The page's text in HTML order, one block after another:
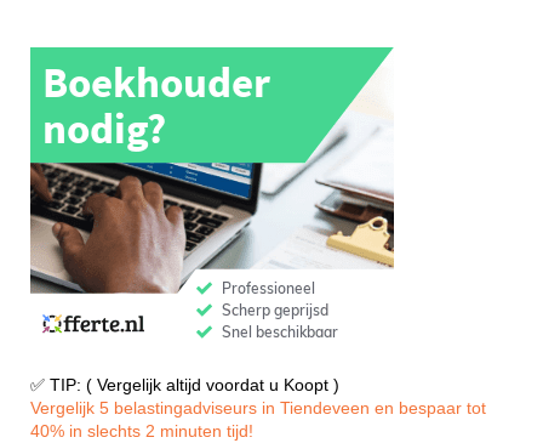
✅ TIP: ( Vergelijk altijd voordat u Koopt )
Vergelijk 5 belastingadviseurs in Tiendeveen en bespaar tot
40% in slechts 2 minuten tijd!